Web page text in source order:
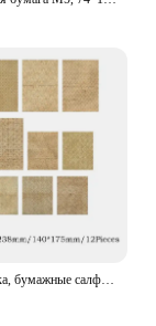
12 шт./упаковка, бумажные салфетки большого размера